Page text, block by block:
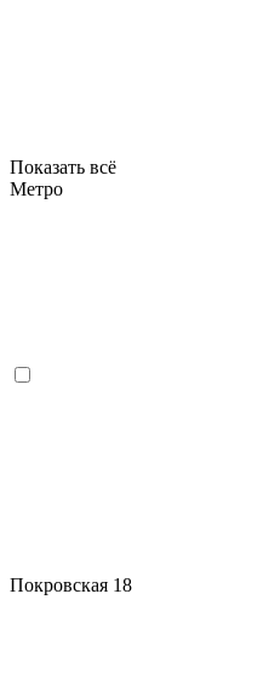
Показать всё
Метро
Покровская 18